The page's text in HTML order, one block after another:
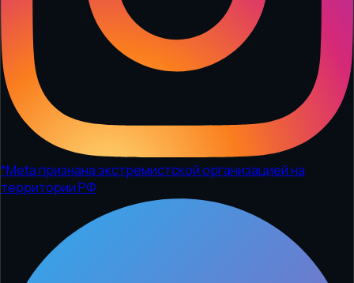
*Meta признана экстремистской организацией на
территории РФ